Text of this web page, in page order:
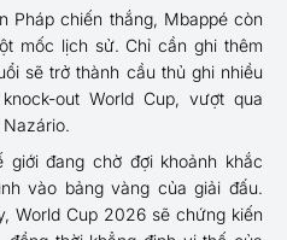
Pháp chiến thắng, Mbappé còn
mốc lịch sử. Chỉ cần ghi thêm
sẽ trở thành cầu thủ ghi nhiều
out World Cup, vượt qua
Nazário.
giới đang chờ đợi khoảnh khắc
vào bảng vàng của giải đấu.
World Cup 2026 sẽ chứng kiến